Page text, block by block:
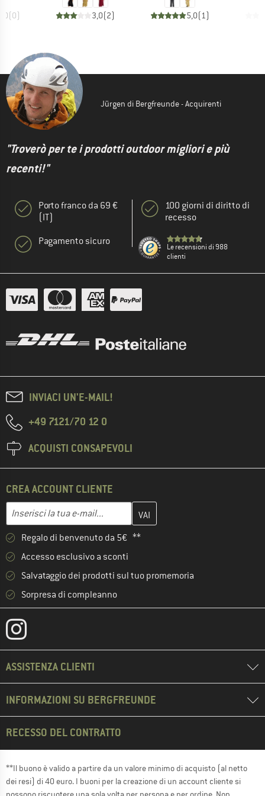
(0) 3,0(2) 5,0(1)
Jürgen di Bergfreunde - Acquirenti
"Troverò per te i prodotti outdoor migliori e più
recenti!"
Porto franco da 69 €
(IT)
Pagamento sicuro
100 giorni di diritto di
recesso
Le recensioni di 988
clienti
INVIACI UN'E-MAIL!
+49 7121/70 12 0
ACQUISTI CONSAPEVOLI
CREA ACCOUNT CLIENTE
Indirizzo e-mail
Inserisci qui il tuo indirizzo e-mail e crea il tuo account cliente
Regalo di benvenuto da 5€ **
Accesso esclusivo a sconti
Salvataggio dei prodotti sul tuo promemoria
Sorpresa di compleanno
ASSISTENZA CLIENTI
INFORMAZIONI SU BERGFREUNDE
RECESSO DEL CONTRATTO
**Il buono è valido a partire da un valore minimo di acquisto (al netto
dei resi) di 40 euro. I buoni per la creazione di un account cliente si